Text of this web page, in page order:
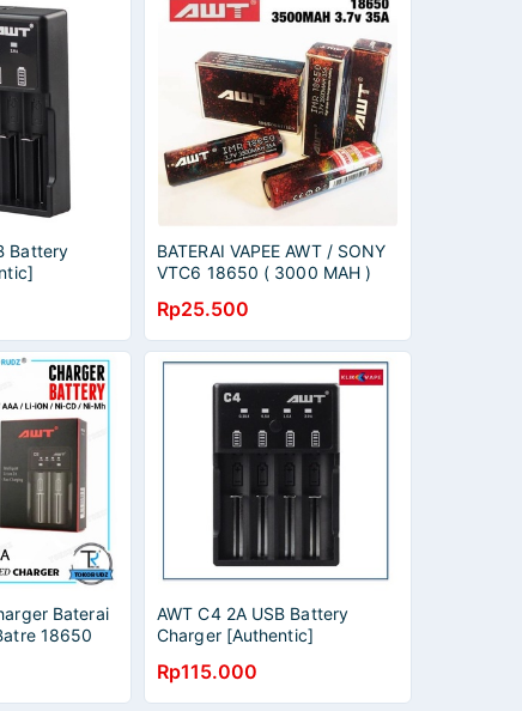
Battery
BATERAI VAPEE AWT / SONY
VTC6 18650 ( 3000 MAH )
Rp25.500
Baterai
18650
AWT C4 2A USB Battery
Charger [Authentic]
Rp115.000